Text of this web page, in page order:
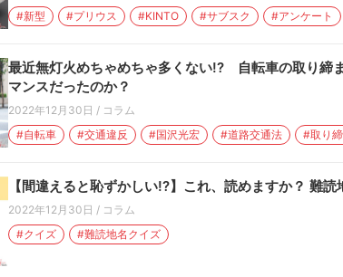
#新型
#プリウス #KINTO #サブスク #アンケート
最近無灯火めちゃめちゃ多くない!? 自転車の取り締
マンスだったのか？
2022年12月30日 / コラム
#自転車
#交通違反 #国沢光宏 #道路交通法 #取り
【間違えると恥ずかしい!?】これ、読めますか？ 難読
2022年12月30日 / コラム
#クイズ
#難読地名クイズ